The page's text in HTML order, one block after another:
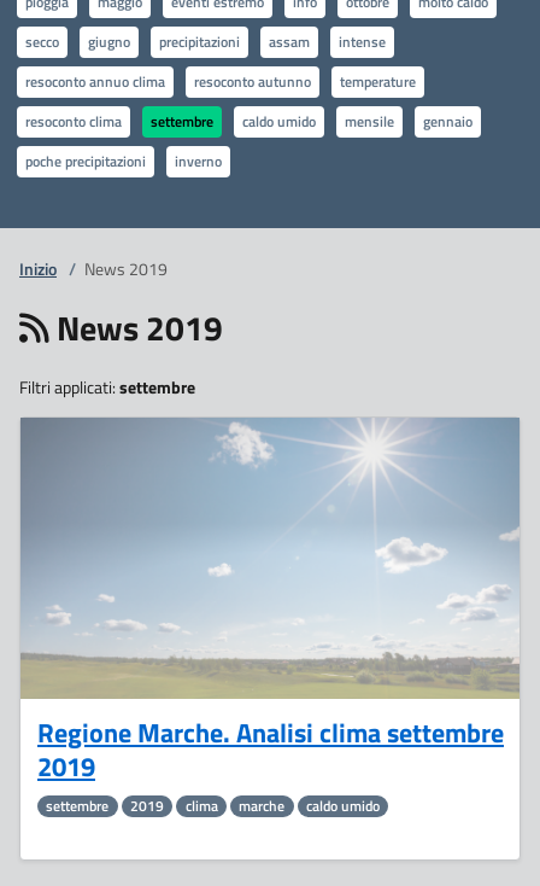
secco
giugno precipitazioni assam
intense
resoconto annuo clima
resoconto autunno
temperature
resoconto clima
settembre caldo umido mensile
gennaio
poche precipitazioni
inverno
Inizio / News 2019
News 2019
Filtri applicati:settembre
Regione Marche. Analisi clima settembre
2019
settembre 2019 clima marche caldo umido